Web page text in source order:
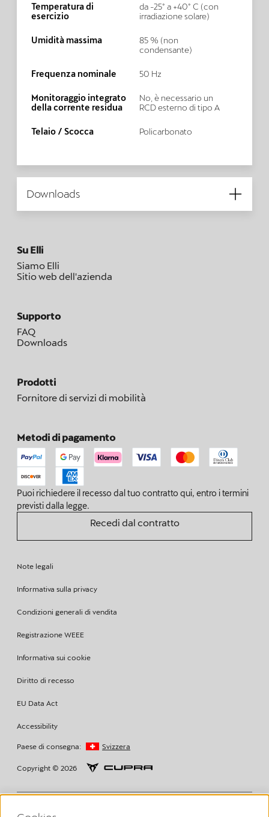
Temperatura di
esercizio
da -25° a +40° C (con
irradiazione solare)
Umidità massima
85 % (non
condensante)
Frequenza nominale 50 Hz
Monitoraggio integrato
della corrente residua
No, è necessario un
RCD esterno di tipo A
Telaio / Scocca Policarbonato
Downloads
Su Elli
Siamo Elli
Sitio web dell'azienda
Supporto
FAQ
Downloads
Prodotti
Fornitore di servizi di mobilità
Metodi di pagamento
Puoi richiedere il recesso dal tuo contratto qui, entro i termini
previsti dalla legge.
Recedi dal contratto
Note legali
Informativa sulla privacy
Condizioni generali di vendita
Registrazione WEEE
Informativa sui cookie
Diritto di recesso
EU Data Act
Accessibility
Paese di consegna: Svizzera
Copyright © 2026